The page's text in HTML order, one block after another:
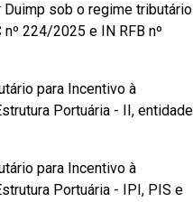
sob o regime tributário
224/2025 e IN RFB nº
para Incentivo à
Portuária - II, entidade
para Incentivo à
Portuária - IPI, PIS e